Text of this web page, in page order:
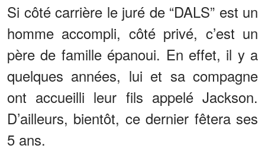
Si côté carrière le juré de “DALS” est un
homme accompli, côté privé, c’est un
père de famille épanoui. En effet, il y a
quelques années, lui et sa compagne
ont accueilli leur fils appelé Jackson.
D’ailleurs, bientôt, ce dernier fêtera ses
5 ans.